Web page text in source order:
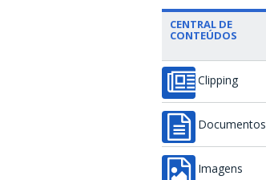
CENTRAL DE
CONTEÚDOS
Clipping
Documentos
Imagens